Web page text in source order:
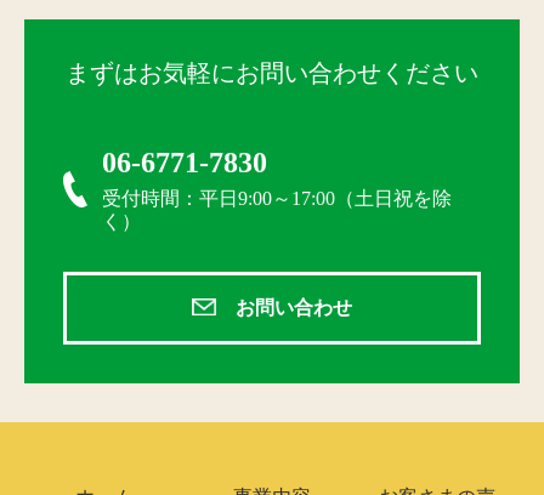
まずはお気軽にお問い合わせください
06-6771-7830
受付時間：平日9:00～17:00（土日祝を除
く）
お問い合わせ